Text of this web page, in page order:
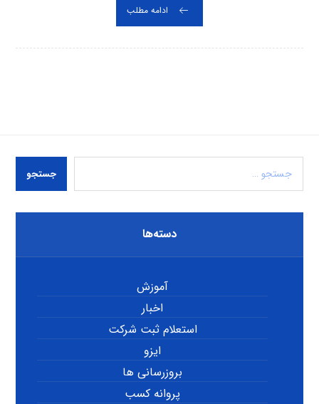
ادامه مطلب
جستجو
دسته‌ها
آموزش
اخبار
استعلام ثبت شرکت
ایزو
بروزرسانی ها
پروانه کسب